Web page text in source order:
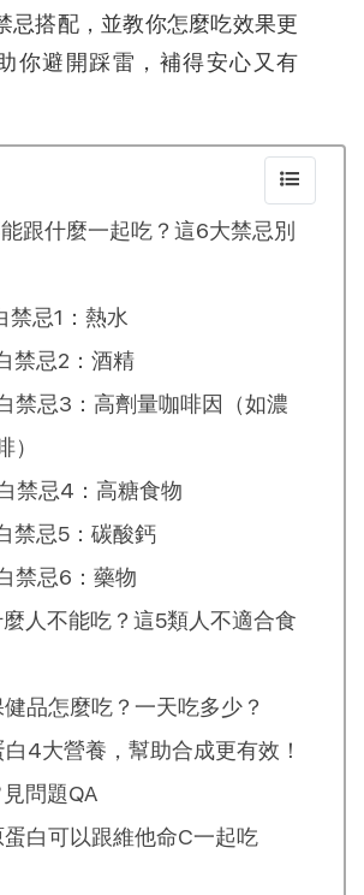
忌搭配，並教你怎麼吃效果更
你避開踩雷，補得安心又有
跟什麼一起吃？這6大禁忌別
禁忌1：熱水
禁忌2：酒精
禁忌3：高劑量咖啡因（如濃
）
禁忌4：高糖食物
禁忌5：碳酸鈣
禁忌6：藥物
人不能吃？這5類人不適合食
品怎麼吃？一天吃多少？
4大營養，幫助合成更有效！
問題QA
蛋白可以跟維他命C一起吃